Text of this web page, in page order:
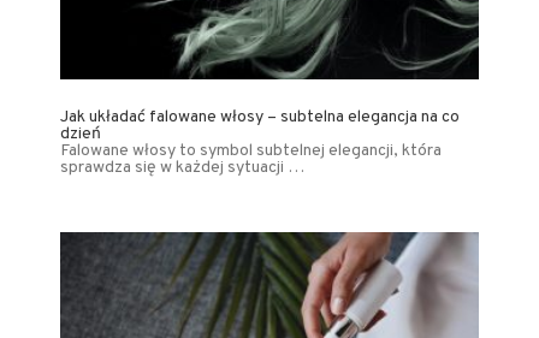
Jak układać falowane włosy – subtelna elegancja na co
dzień
Falowane włosy to symbol subtelnej elegancji, która
sprawdza się w każdej sytuacji …